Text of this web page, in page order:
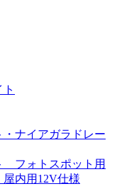
ナイアガラドレー
フォトスポット用
内用12V仕様